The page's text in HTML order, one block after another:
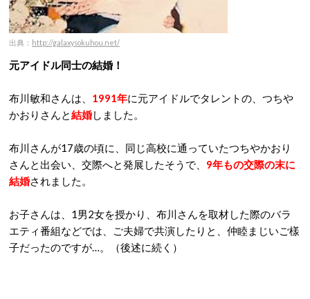
出典： http://galaxysokuhou.net/
元アイドル同士の結婚！
布川敏和さんは、 1991年に元アイドルでタレントの、つちや
かおりさんと結婚しました。
布川さんが17歳の頃に、同じ高校に通っていたつちやかおり
さんと出会い、交際へと発展したそうで、 9年もの交際の末に
結婚されました。
お子さんは、1男2女を授かり、布川さんを取材した際のバラ
エティ番組などでは、ご夫婦で共演したりと、仲睦まじいご樣
子だったのですが…。（後述に続く）